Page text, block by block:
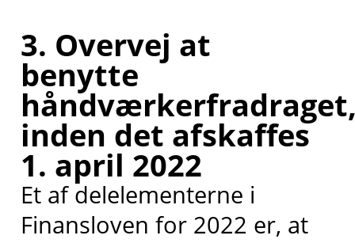
3. Overvej at
benytte
inden det afskaffes
1. april 2022
Et af delelementerne i
Finansloven for 2022 er, at